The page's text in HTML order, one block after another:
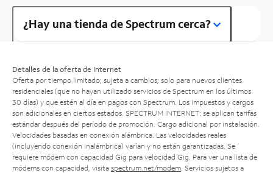
¿Hay una tienda de Spectrum cerca?
Detalles de la oferta de Internet
Oferta por tiempo limitado; sujeta a cambios; solo para nuevos clientes
residenciales (que no hayan utilizado servicios de Spectrum en los últimos
30 días) y que estén al día en pagos con Spectrum. Los impuestos y cargos
son adicionales en ciertos estados. SPECTRUM INTERNET: se aplican tarifas
estándar después del período de promoción. Cargo adicional por instalación.
Velocidades basadas en conexión alámbrica. Las velocidades reales
(incluyendo conexión inalámbrica) varían y no están garantizadas. Se
requiere módem con capacidad Gig para velocidad Gig. Para ver una lista de
módems con capacidad, visita spectrum.net/modem . Servicios sujetos a